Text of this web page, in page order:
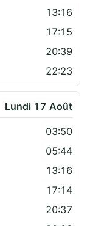
13:16
17:15
20:39
22:23
Lundi 17 Août
03:50
05:44
13:16
17:14
20:37